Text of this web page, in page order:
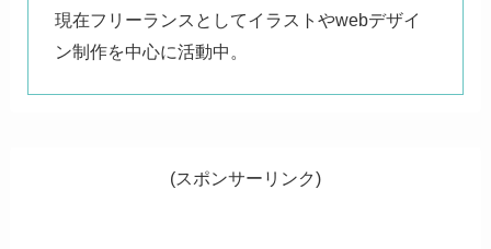
現在フリーランスとしてイラストやwebデザイ
ン制作を中心に活動中。
(スポンサーリンク)